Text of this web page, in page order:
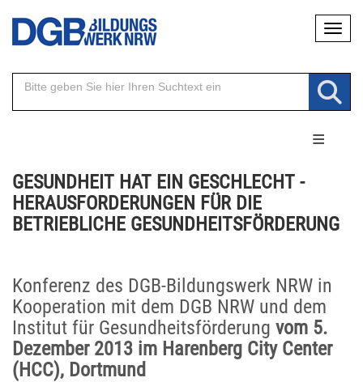
Direkt
Inhalt
GESUNDHEIT HAT EIN GESCHLECHT -
HERAUSFORDERUNGEN FÜR DIE
BETRIEBLICHE GESUNDHEITSFÖRDERUNG
Konferenz des DGB-Bildungswerk NRW in
Kooperation mit dem DGB NRW und dem
Institut für Gesundheitsförderung vom 5.
Dezember 2013 im Harenberg City Center
(HCC), Dortmund